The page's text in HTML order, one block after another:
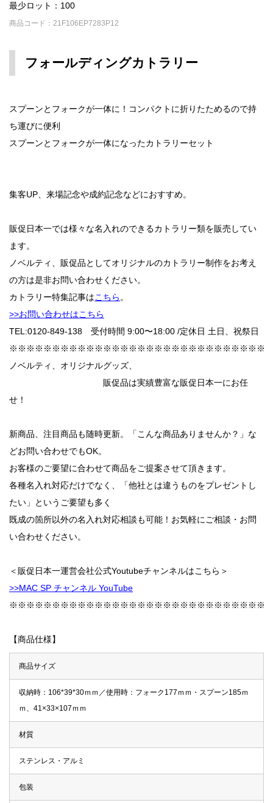
最少ロット：100
商品コード：21F106EP7283P12
フォールディングカトラリー
スプーンとフォークが一体に！コンパクトに折りたためるので持
ち運びに便利
スプーンとフォークが一体になったカトラリーセット
集客UP、来場記念や成約記念などにおすすめ。
販促日本一では様々な名入れのできるカトラリー類を販売してい
ます。
ノベルティ、販促品としてオリジナルのカトラリー制作をお考え
の方は是非お問い合わせください。
カトラリー特集記事はこちら 。
>>お問い合わせはこちら
TEL:0120-849-138 受付時間 9:00〜18:00 /定休日 土日、祝祭日
ノベルティ、オリジナルグッズ、
販促品は実績豊富な販促日本一にお任
せ！
新商品、注目商品も随時更新。「こんな商品ありませんか？」な
どお問い合わせでもOK。
お客様のご要望に合わせて商品をご提案させて頂きます。
各種名入れ対応だけでなく、「他社とは違うものをプレゼントし
たい」というご要望も多く
既成の箇所以外の名入れ対応相談も可能！お気軽にご相談・お問
い合わせください。
＜販促日本一運営会社公式Youtubeチャンネルはこちら＞
>>MAC SP チャンネル YouTube
【商品仕様】
商品サイズ
収納時：106*39*30ｍｍ／使用時：フォーク177ｍｍ・スプーン185ｍ
ｍ、41×33×107ｍｍ
材質
ステンレス・アルミ
包装